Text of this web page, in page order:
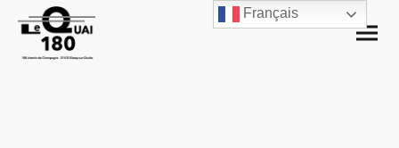
Français